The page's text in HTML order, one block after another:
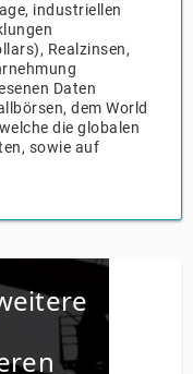
industriellen
Realzinsen,
Daten
dem World
die globalen
sowie auf